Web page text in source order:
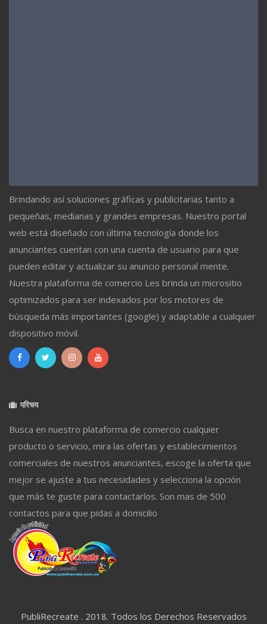
Brindando así soluciones gráficas y publicitarias tanto a
pequeñas, medianas y grandes empresas. Nuestro portal
web está diseñado con última tecnología donde los
anunciantes cuentan con una cuenta de usuario para que
pueden editar y actualizar su anuncio personal mente.
Nuestra plataforma de comercio Les brinda un micrositio
optimizados para ser indexados por los motores de
búsqueda más importantes (google) y adaptable a cualquier
dispositivo móvil.
परिचय
Busca en nuestro plataforma de comercio cualquier
producto o servicio, mira las ofertas y establecimientos
comerciales de nuestros anunciantes, escoge la oferta que
mejor se ajuste a tus necesidades y selecciona la opción
que más te guste para contactarlos. Son mas de 500
contactos para que pidas a domicilio
PubliRecreate . 2018. Todos los Derechos Reservados